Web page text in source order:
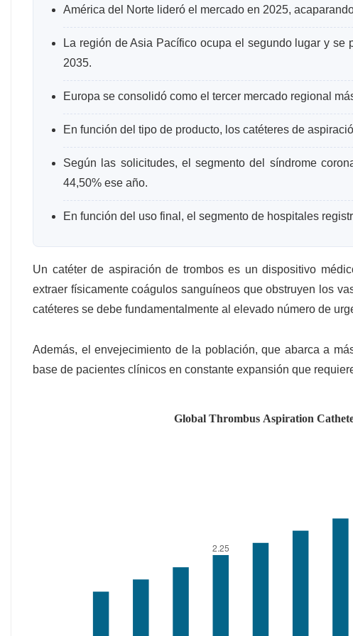
América del Norte lideró el mercado en 2025,
La región de Asia Pacífico ocupa el segundo lugar y
2035.
Europa se consolidó como el tercer mercado regional
En función del tipo de producto, los catéteres de
Según las solicitudes, el segmento del síndrome
44,50% ese año.
En función del uso final, el segmento de hospitales
Un catéter de aspiración de trombos es un dispositivo
extraer físicamente coágulos sanguíneos que obstruyen los
catéteres se debe fundamentalmente al elevado número de
Además, el envejecimiento de la población, que abarca a
base de pacientes clínicos en constante expansión que